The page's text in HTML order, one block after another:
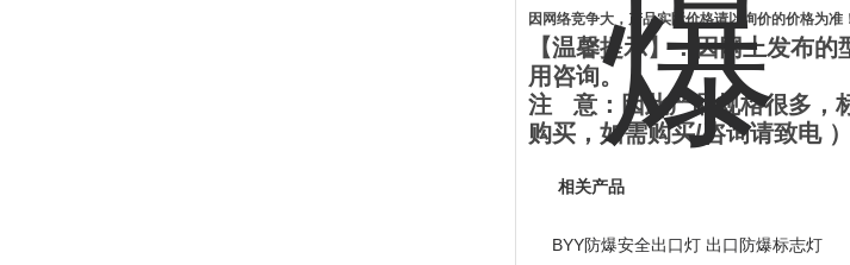
因网络竞争大，产品实际价格请以询价的价格为准
【温馨提示】：因网上发布
用咨询。
注 意：因此产品规格很多，
购买，如需购买/咨询请致电 ）
相关产品
BYY防爆安全出口灯 出口防爆标志灯